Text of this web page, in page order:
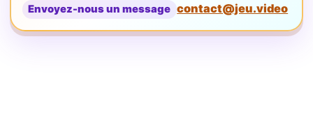
Envoyez-nous un message contact@jeu.video